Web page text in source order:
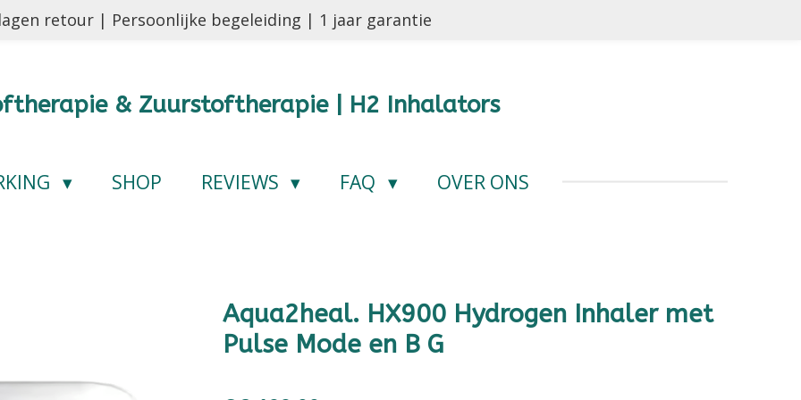
retour | Persoonlijke begeleiding | 1 jaar garantie
& Zuurstoftherapie | H2 Inhalators
SHOP REVIEWS FAQ OVER ONS
Aqua2heal. HX900 Hydrogen Inhaler met
Pulse Mode en B G